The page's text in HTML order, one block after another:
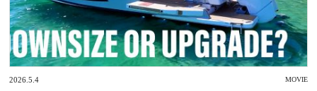
2026.5.4 MOVIE